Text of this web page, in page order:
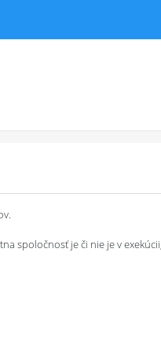
spoločnosť je či nie je v